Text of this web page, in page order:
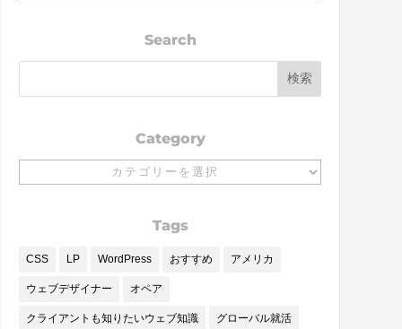
Search
Category
Tags
CSS LP WordPress おすすめ アメリカ
ウェブデザイナー オペア
クライアントも知りたいウェブ知識 グローバル就活